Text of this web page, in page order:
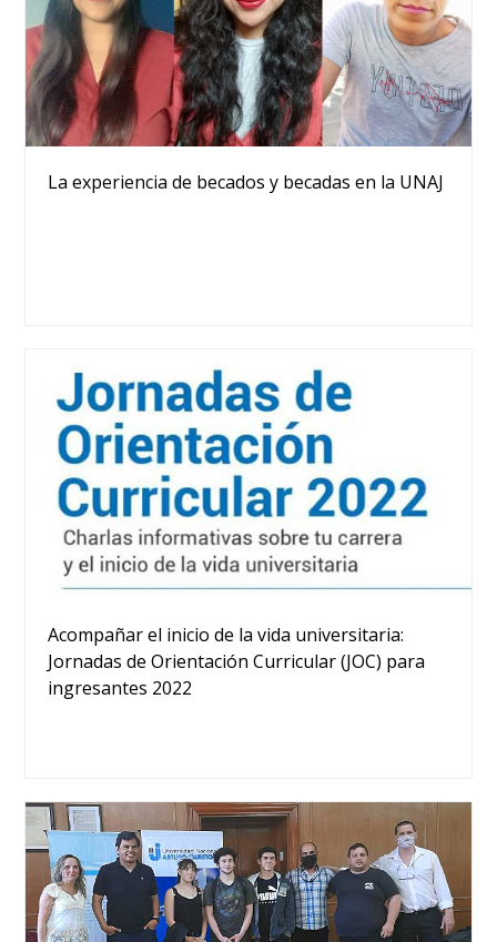
La experiencia de becados y becadas en la UNAJ
Acompañar el inicio de la vida universitaria:
Jornadas de Orientación Curricular (JOC) para
ingresantes 2022